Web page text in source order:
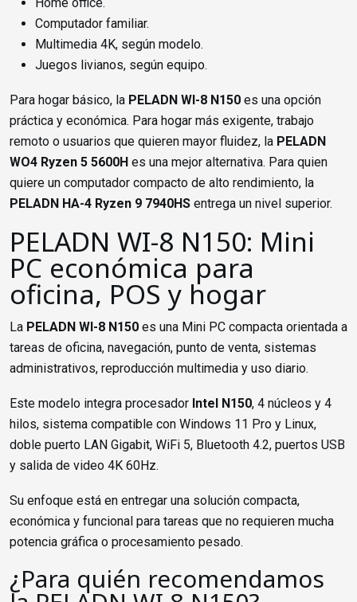
Computador familiar.
Multimedia 4K, según modelo.
Juegos livianos, según equipo.
Para hogar básico, la PELADN WI-8 N150 es una opción
práctica y económica. Para hogar más exigente, trabajo
remoto o usuarios que quieren mayor fluidez, la PELADN
WO4 Ryzen 5 5600H es una mejor alternativa. Para quien
quiere un computador compacto de alto rendimiento, la
PELADN HA-4 Ryzen 9 7940HS entrega un nivel superior.
PELADN WI-8 N150: Mini
PC económica para
oficina, POS y hogar
La PELADN WI-8 N150 es una Mini PC compacta orientada a
tareas de oficina, navegación, punto de venta, sistemas
administrativos, reproducción multimedia y uso diario.
Este modelo integra procesador Intel N150, 4 núcleos y 4
hilos, sistema compatible con Windows 11 Pro y Linux,
doble puerto LAN Gigabit, WiFi 5, Bluetooth 4.2, puertos USB
y salida de video 4K 60Hz.
Su enfoque está en entregar una solución compacta,
económica y funcional para tareas que no requieren mucha
potencia gráfica o procesamiento pesado.
¿Para quién recomendamos